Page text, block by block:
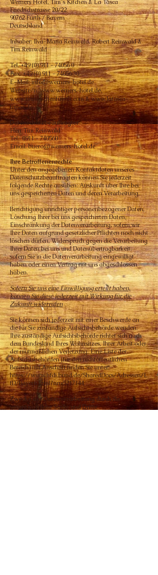
Werners Hotel, Tim´s Kitchen & La Tasca
Friedrichstrasse 20/22
90762 Fürth / Bayern
Deutschland
Inhaber: Ilva-Maria Reinwald, Robert Reinwald &
Tim Reinwald
Tel.+49 (0) 911 - 74056 0
Fax.+49 (0) 911 - 74056 30
E-Mail: info@werners-hotel.de
Website/n: www.werners-hotel.de,
www.timskitchenfuerth.com & www.latasca-
tapas.de
Datenschutzbeauftragter
Herr Tim Reinwald
Tel.:0911 - 740560
Email:buero@werners-hotel.de
Ihre Betroffenenrechte
Unter den angegebenen Kontaktdaten unseres
Datenschutzbeauftragten können Sie jederzeit
folgende Rechte ausüben: Auskunft über Ihre bei
uns gespeicherten Daten und deren Verarbeitung,
Berichtigung unrichtiger personenbezogener Daten,
Löschung Ihrer bei uns gespeicherten Daten,
Einschränkung der Datenverarbeitung, sofern wir
Ihre Daten aufgrund gesetzlicher Pflichten noch nicht
löschen dürfen, Widerspruch gegen die Verarbeitung
Ihrer Daten bei uns und Datenübertragbarkeit,
sofern Sie in die Datenverarbeitung eingewilligt
haben oder einen Vertrag mit uns abgeschlossen
haben.
Sofern Sie uns eine Einwilligung erteilt haben,
können Sie diese jederzeit mit Wirkung für die
Zukunft widerrufen
Sie können sich jederzeit mit einer Beschwerde an
die für Sie zuständige Aufsichtsbehörde wenden.
Ihre zuständige Aufsichtsbehörde richtet sich nach
dem Bundesland Ihres Wohnsitzes, Ihrer Arbeit oder
der mutmaßlichen Verletzung. Eine Liste der
Aufsichtsbehörden (für den nichtöffentlichen
Bereich) mit Anschrift finden Sie unter:
https://www.bfdi.bund.de/SharedDocs/Adressen/L
fD/Bayern.html?nn=5217144
Zwecke der Datenverarbeitung durch die
verantwortliche Stelle und Dritte